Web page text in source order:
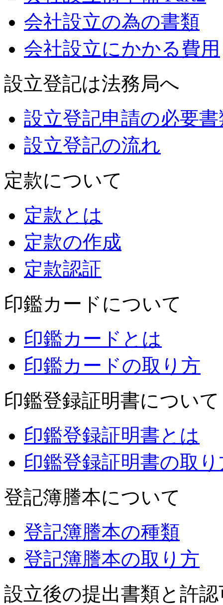
会社設立の為の書類
会社設立にかかる費用
設立登記は法務局へ
設立登記申請の必要書
設立登記の流れ
定款について
定款とは
定款の作成
定款認証
印鑑カードについて
印鑑カードとは
印鑑カードの取り方
印鑑登録証明書について
印鑑登録証明書とは
印鑑登録証明書の取
登記簿謄本について
登記簿謄本の種類
登記簿謄本の取り方
設立後の提出書類と許認